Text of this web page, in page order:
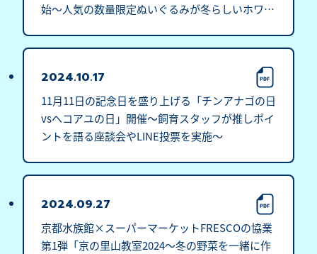
始～人気の数量限定ぬいぐるみが冬らしいホワイ
2024.10.17
11月11日の記念日を盛り上げる「チンアナゴの日
vsヘコアユの日」開催～飼育スタッフが推しポイ
ントを語る座談会やLINE投票を実施～
2024.09.27
京都水族館×スーパーマーケットFRESCOの協業
第1弾「京の里山教室2024～冬の野菜を一緒に作